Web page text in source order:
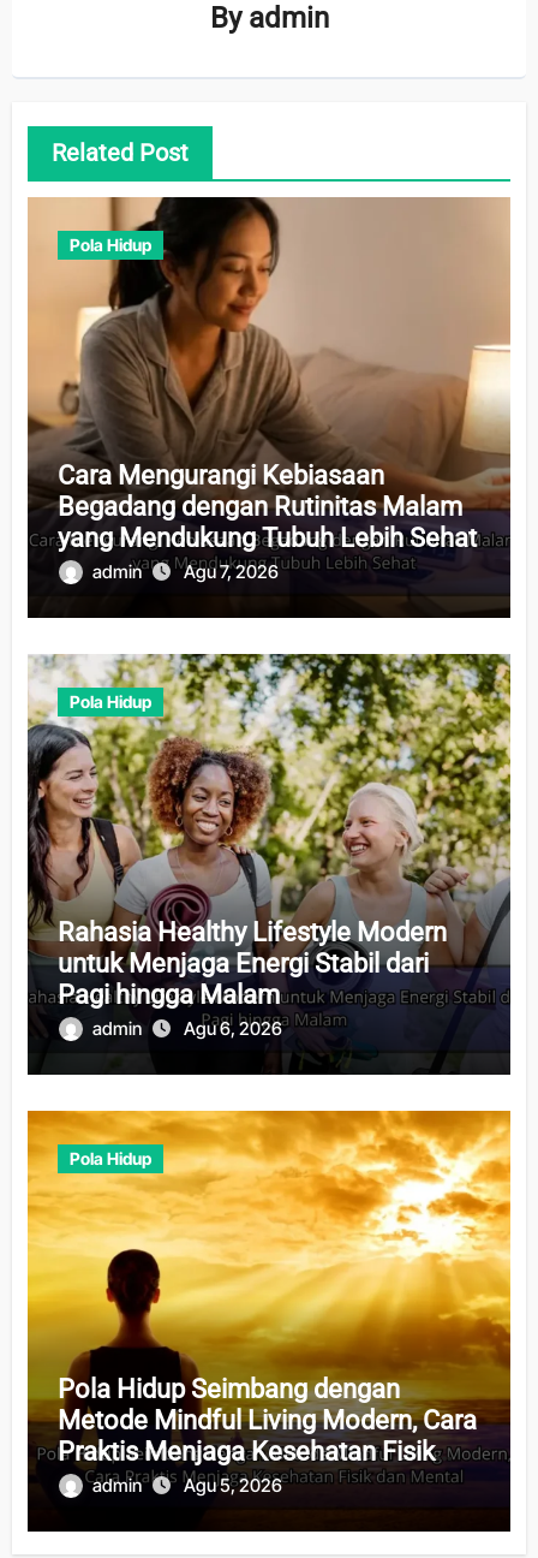
By admin
Related Post
Pola Hidup
Cara Mengurangi Kebiasaan
Begadang dengan Rutinitas Malam
yang Mendukung Tubuh Lebih Sehat
admin Agu 7, 2026
Pola Hidup
Rahasia Healthy Lifestyle Modern
untuk Menjaga Energi Stabil dari
Pagi hingga Malam
admin Agu 6, 2026
Pola Hidup
Pola Hidup Seimbang dengan
Metode Mindful Living Modern, Cara
Praktis Menjaga Kesehatan Fisik
dan Mental
admin Agu 5, 2026